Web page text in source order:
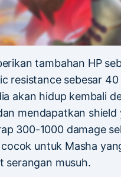
tambahan HP
resistance sebesar
akan hidup kembali
mendapatkan shield
300-1000 damage
untuk Masha
serangan musuh.